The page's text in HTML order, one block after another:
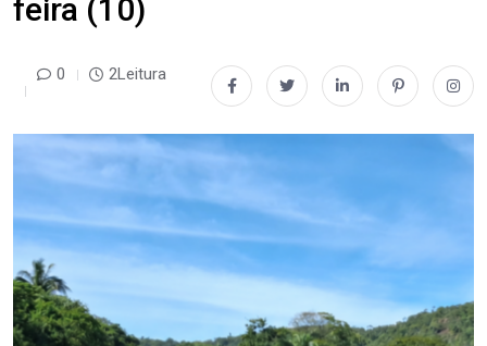
feira (10)
0 2Leitura